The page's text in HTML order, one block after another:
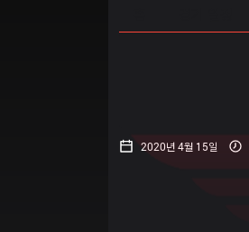
2020년 4월 15일